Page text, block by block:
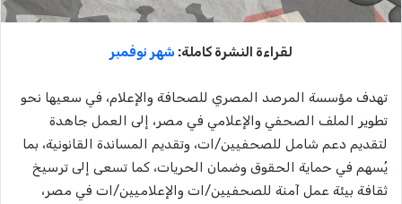
لقراءة النشرة كاملة: شهر نوفمبر
تهدف مؤسسة المرصد المصري للصحافة والإعلام، في سعيها نحو
تطوير الملف الصحفي والإعلامي في مصر، إلى العمل جاهدة
لتقديم دعم شامل للصحفيين/ات، وتقديم المساندة القانونية، بما
يُسهم في حماية الحقوق وضمان الحريات، كما تسعى إلى ترسيخ
ثقافة بيئة عمل آمنة للصحفيين/ات والإعلاميين/ات في مصر،